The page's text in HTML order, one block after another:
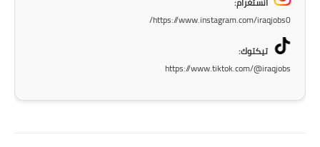
مواضيع انشاء
https://www.instagram.com/iraqjobs0/
تيكتوك:
https://www.tiktok.com/@iraqjobs